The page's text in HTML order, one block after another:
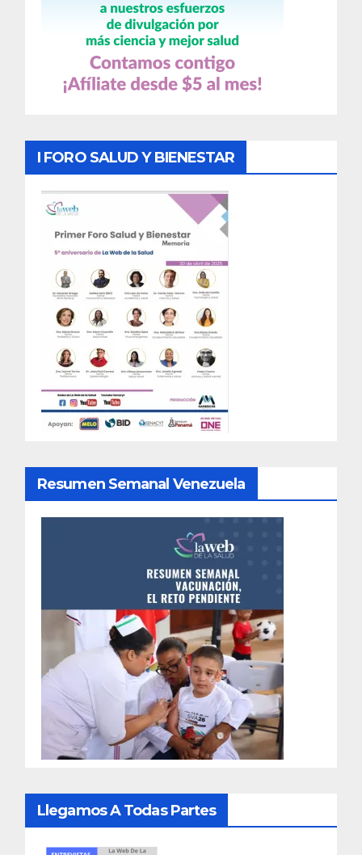
I FORO SALUD Y BIENESTAR
Resumen Semanal Venezuela
Llegamos A Todas Partes